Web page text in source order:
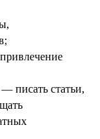
писать статьи,